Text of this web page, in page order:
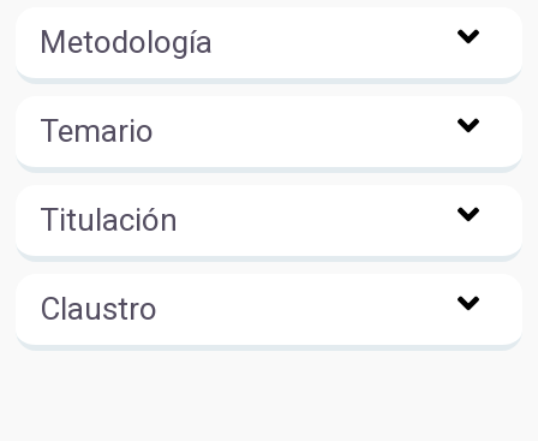
Metodología
Temario
Titulación
Claustro